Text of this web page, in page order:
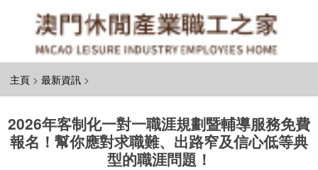
主頁 > 最新資訊 >
2026年客制化一對一職涯規劃暨輔導服務免費
報名！幫你應對求職難、出路窄及信心低等典
型的職涯問題！